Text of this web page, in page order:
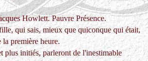
Howlett. Pauvre Présence.
qui sais, mieux que quiconque qui était,
première heure.
plus initiés, parleront de l'inestimable